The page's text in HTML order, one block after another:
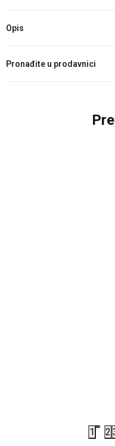
Opis
Pronađite u prodavnici
1 2